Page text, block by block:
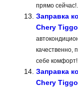
прямо
Заправка
Chery
качественно,
себе
Заправка
Chery